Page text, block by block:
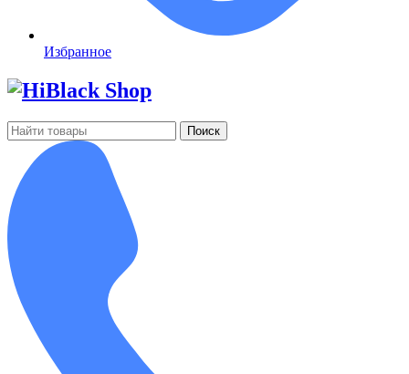
Избранное
Поиск